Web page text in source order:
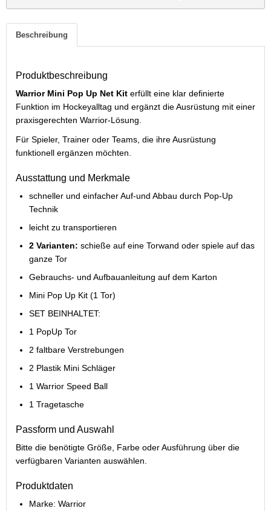
Beschreibung
Produktbeschreibung
Warrior Mini Pop Up Net Kit erfüllt eine klar definierte
Funktion im Hockeyalltag und ergänzt die Ausrüstung mit einer
praxisgerechten Warrior-Lösung.
Für Spieler, Trainer oder Teams, die ihre Ausrüstung
funktionell ergänzen möchten.
Ausstattung und Merkmale
schneller und einfacher Auf-und Abbau durch Pop-Up
Technik
leicht zu transportieren
2 Varianten: schieße auf eine Torwand oder spiele auf das
ganze Tor
Gebrauchs- und Aufbauanleitung auf dem Karton
Mini Pop Up Kit (1 Tor)
SET BEINHALTET:
1 PopUp Tor
2 faltbare Verstrebungen
2 Plastik Mini Schläger
1 Warrior Speed Ball
1 Tragetasche
Passform und Auswahl
Bitte die benötigte Größe, Farbe oder Ausführung über die
verfügbaren Varianten auswählen.
Produktdaten
Marke: Warrior